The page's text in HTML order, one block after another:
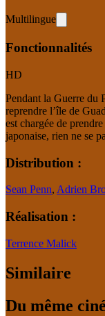
Multilingue
Fonctionnalités
HD
Pendant la Guerre du
reprendre l’île de
est chargée de
japonaise, rien ne se
Distribution :
Sean Penn, Adrien
Réalisation :
Terrence Malick
Similaire
Du même